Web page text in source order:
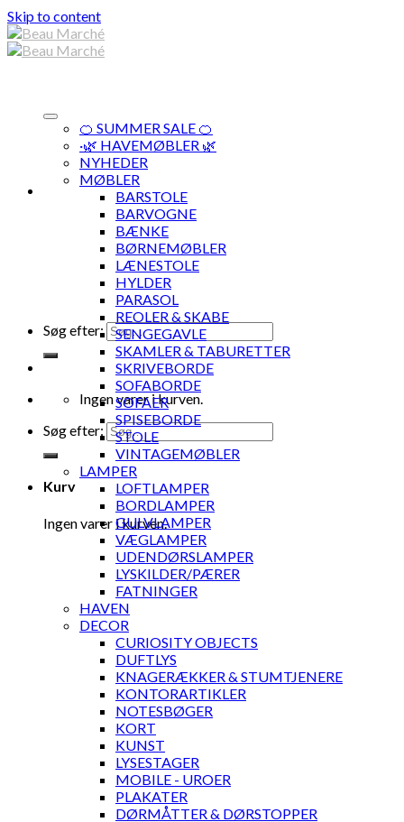
Skip to content
Søg efter:
Ingen varer i kurven.
Søg efter:
Kurv
Ingen varer i kurven.
🍊 SUMMER SALE 🍊
·🌿 HAVEMØBLER 🌿
NYHEDER
MØBLER
BARSTOLE
BARVOGNE
BÆNKE
BØRNEMØBLER
LÆNESTOLE
HYLDER
PARASOL
REOLER & SKABE
SENGEGAVLE
SKAMLER & TABURETTER
SKRIVEBORDE
SOFABORDE
SOFAER
SPISEBORDE
STOLE
VINTAGEMØBLER
LAMPER
LOFTLAMPER
BORDLAMPER
GULVLAMPER
VÆGLAMPER
UDENDØRSLAMPER
LYSKILDER/PÆRER
FATNINGER
HAVEN
DECOR
CURIOSITY OBJECTS
DUFTLYS
KNAGERÆKKER & STUMTJENERE
KONTORARTIKLER
NOTESBØGER
KORT
KUNST
LYSESTAGER
MOBILE - UROER
PLAKATER
DØRMÅTTER & DØRSTOPPER